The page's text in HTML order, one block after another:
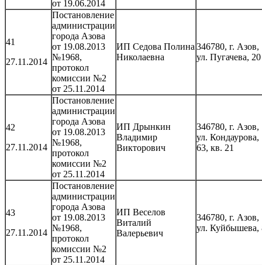
от 19.06.2014
41
27.11.2014
Постановление
администрации
города Азова
от 19.08.2013
№1968,
протокол
комиссии №2
от 25.11.2014
ИП Седова Полина
Николаевна
346780, г. Азов,
ул. Пугачева, 20
42
27.11.2014
Постановление
администрации
города Азова
от 19.08.2013
№1968,
протокол
комиссии №2
от 25.11.2014
ИП Дрынкин
Владимир
Викторович
346780, г. Азов,
ул. Кондаурова,
63, кв. 21
43
27.11.2014
Постановление
администрации
города Азова
от 19.08.2013
№1968,
протокол
комиссии №2
от 25.11.2014
ИП Веселов
Виталий
Валерьевич
346780, г. Азов,
ул. Куйбышева,